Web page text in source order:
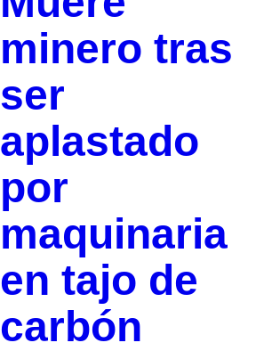
minero tras
ser
aplastado
por
maquinaria
en tajo de
carbón